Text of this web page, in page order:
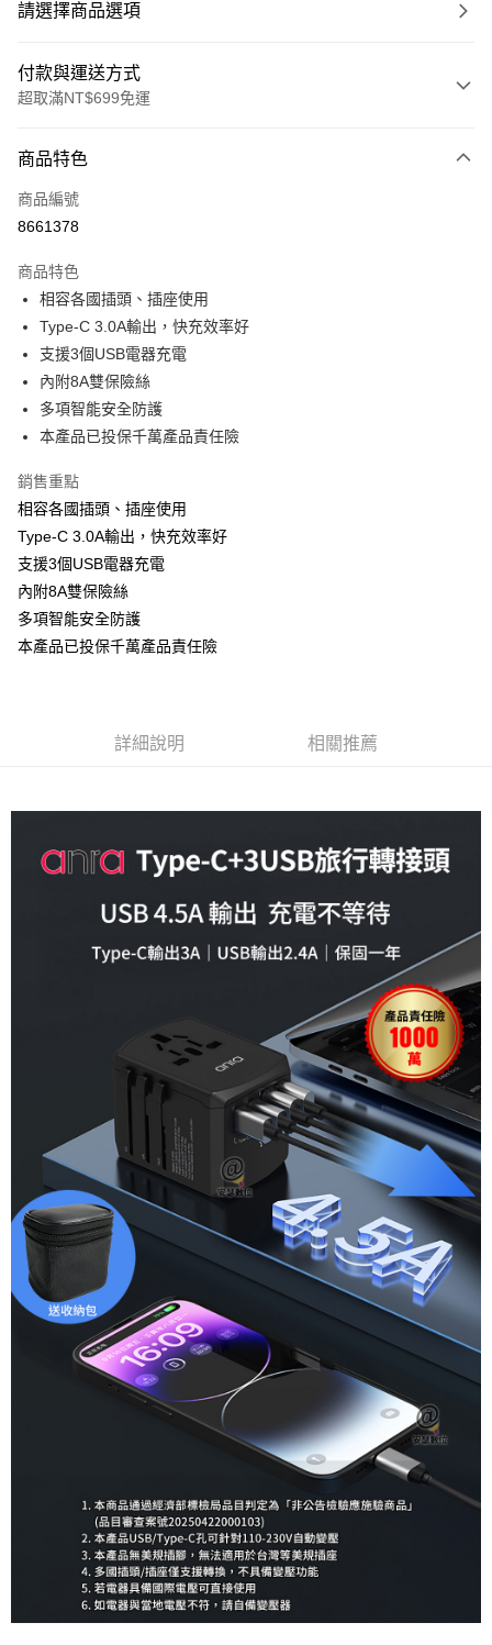
請選擇商品選項
付款與運送方式
超取滿NT$699免運
信用卡一次付款
信用卡分期付款
合作金庫商業銀行
華南商業銀行
上海商業儲蓄銀行
國泰世華商業銀行
臺灣中小企業銀行
匯豐（台灣）商業銀行
聯邦商業銀行
元大商業銀行
台新國際商業銀行
台灣樂天信用卡公司
超商取貨付款
LINE Pay
Apple Pay
街口支付
Google Pay
ATM付款
運送方式
全家付款取貨
每筆NT$65，滿NT$699(含以上)免運費
每筆NT$65，滿NT$699(含以上)免運費
離島取貨加價40元
每筆NT$70，滿NT$699(含以上)免運費
商品特色
商品編號
8661378
商品特色
相容各國插頭、插座使用
Type-C 3.0A輸出，快充效率好
支援3個USB電器充電
內附8A雙保險絲
多項智能安全防護
本產品已投保千萬產品責任險
銷售重點
相容各國插頭、插座使用
Type-C 3.0A輸出，快充效率好
支援3個USB電器充電
內附8A雙保險絲
多項智能安全防護
本產品已投保千萬產品責任險
詳細說明 相關推薦